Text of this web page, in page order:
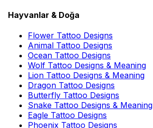
Hayvanlar & Doğa
Flower Tattoo Designs
Animal Tattoo Designs
Ocean Tattoo Designs
Wolf Tattoo Designs & Meaning
Lion Tattoo Designs & Meaning
Dragon Tattoo Designs
Butterfly Tattoo Designs
Snake Tattoo Designs & Meaning
Eagle Tattoo Designs
Phoenix Tattoo Designs